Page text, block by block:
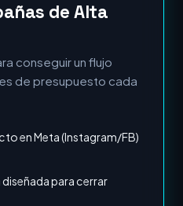
de Alta
conseguir un flujo
de presupuesto cada
en Meta (Instagram/FB)
diseñada para cerrar